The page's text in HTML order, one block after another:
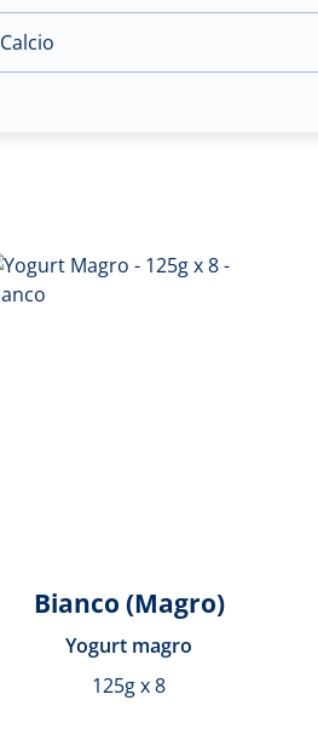
Calcio
Bianco (Magro)
Yogurt magro
125g x 8